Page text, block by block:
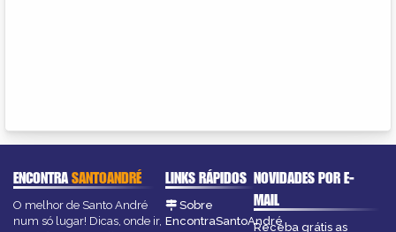
ENCONTRASANTOANDRÉ
O melhor de Santo André
num só lugar! Dicas, onde ir,
LINKS RÁPIDOS
Sobre
EncontraSantoAndré
NOVIDADES POR E-
MAIL
Receba grátis as